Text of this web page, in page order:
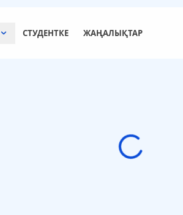
СТУДЕНТКЕ ЖАҢАЛЫҚТАР